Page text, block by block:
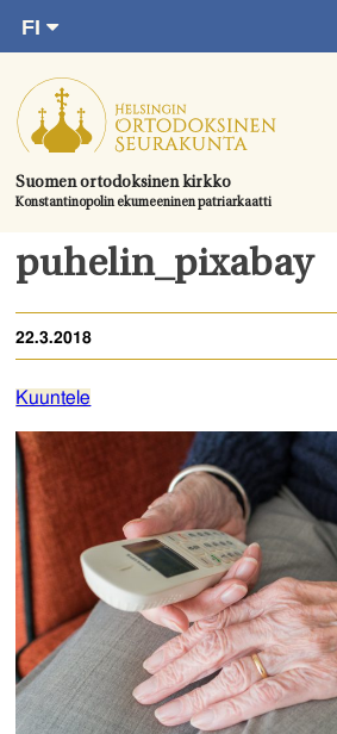
suoraan
sisältöön.
Suomen ortodoksinen kirkko
Konstantinopolin ekumeeninen patriarkaatti
FI
SV
EN
UA
Etusivu
Ajankohtaista
Juhlat & toimitukset
Kirkot
Tule mukaan
Hautausmaa
Yhteystiedot
puhelin_pixabay
22.3.2018
Kuuntele